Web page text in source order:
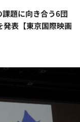
題に向き合う6団
発表【東京国際映画